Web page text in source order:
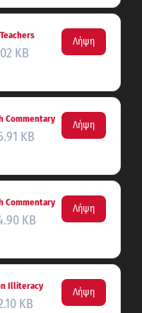
KB
Λήψη
Commentary
KB
Λήψη
Commentary
KB
Λήψη
Illiteracy
KB
Λήψη